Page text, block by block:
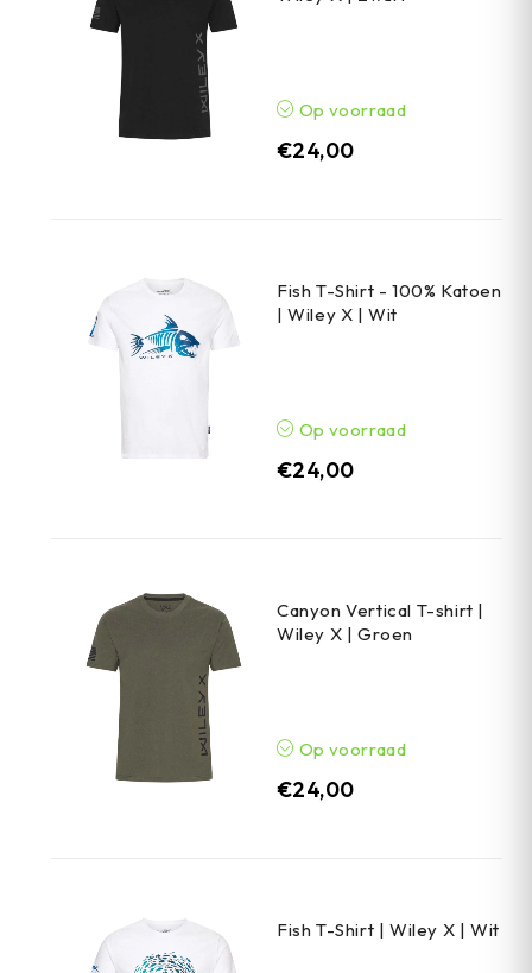
Op voorraad
€24,00
Fish T-Shirt - 100% Katoen
| Wiley X | Wit
Op voorraad
€24,00
Canyon Vertical T-shirt |
Wiley X | Groen
Op voorraad
€24,00
Fish T-Shirt | Wiley X | Wit